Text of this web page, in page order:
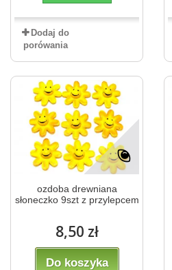
Dodaj do
porówania
ozdoba drewniana
słoneczko 9szt z przylepcem
8,50 zł
Do koszyka